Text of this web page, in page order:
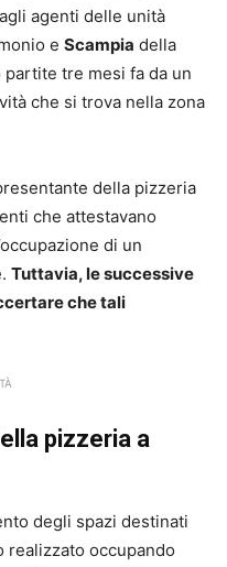
agenti delle unità
e Scampia della
tre mesi fa da un
che si trova nella zona
della pizzeria
che attestavano
di un
Tuttavia, le successive
che tali
pizzeria a
degli spazi destinati
realizzato occupando